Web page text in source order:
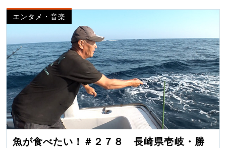
エンタメ・音楽
魚が食べたい！＃２７８ 長崎県壱岐・勝